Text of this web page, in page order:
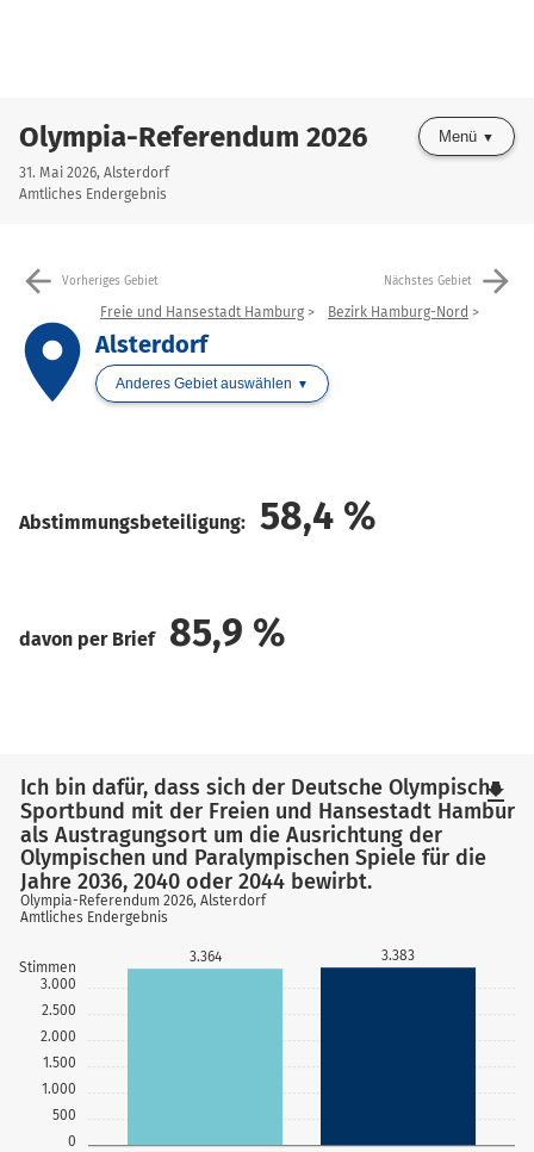
Olympia-Referendum 2026
31. Mai 2026, Alsterdorf
Amtliches Endergebnis
Menü
arrow_back Vorheriges Gebiet Nächstes Gebiet arrow_forward
place
Freie und Hansestadt Hamburg Bezirk Hamburg-Nord
Alsterdorf
Anderes Gebiet auswählen
Abstimmungsbeteiligung: 58,4 %
davon per Brief 85,9 %
0
500
1.000
1.500
2.000
2.500
3.000
Stimmen
3.364 3.383
Ich bin dafür, dass sich der Deutsche Olympische
Sportbund mit der Freien und Hansestadt Hamburg
als Austragungsort um die Ausrichtung der
Olympischen und Paralympischen Spiele für die
Jahre 2036, 2040 oder 2044 bewirbt.
Olympia-Referendum 2026, Alsterdorf
Amtliches Endergebnis
file_download